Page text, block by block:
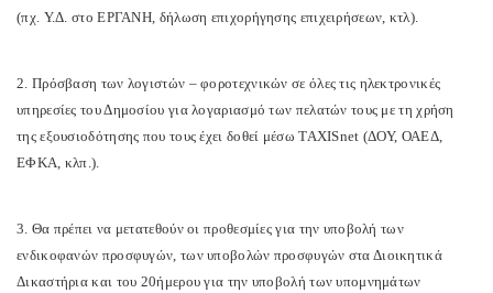
(πχ. Υ.Δ. στο ΕΡΓΑΝΗ, δήλωση επιχορήγησης επιχειρήσεων, κτλ).
2. Πρόσβαση των λογιστών – φοροτεχνικών σε όλες τις ηλεκτρονικές
υπηρεσίες του Δημοσίου για λογαριασμό των πελατών τους με τη χρήση
της εξουσιοδότησης που τους έχει δοθεί μέσω TAXISnet (ΔΟΥ, ΟΑΕΔ,
ΕΦΚΑ, κλπ.).
3. Θα πρέπει να μετατεθούν οι προθεσμίες για την υποβολή των
ενδικοφανών προσφυγών, των υποβολών προσφυγών στα Διοικητικά
Δικαστήρια και του 20ήμερου για την υποβολή των υπομνημάτων